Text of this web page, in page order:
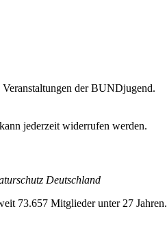
der BUNDjugend.
jederzeit widerrufen werden.
Deutschland
73.657 Mitglieder unter 27 Jahren.